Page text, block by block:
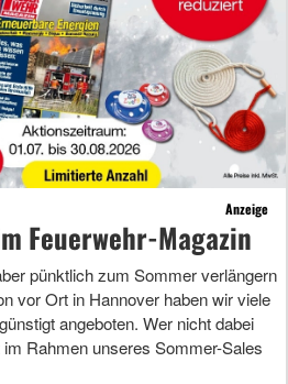
Anzeige
Feuerwehr-Magazin
pünktlich zum Sommer verlängern
vor Ort in Hannover haben wir viele
angeboten. Wer nicht dabei
Rahmen unseres Sommer-Sales